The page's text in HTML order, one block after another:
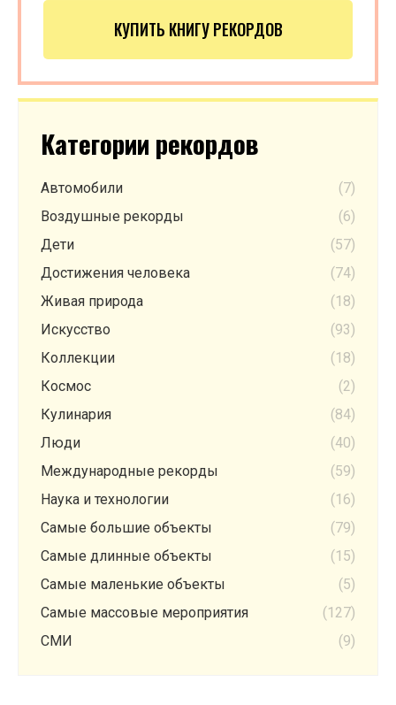
КУПИТЬ КНИГУ РЕКОРДОВ
Категории рекордов
Автомобили
(7)
Воздушные рекорды
(6)
Дети
(57)
Достижения человека
(74)
Живая природа
(18)
Искусство
(93)
Коллекции
(18)
Космос
(2)
Кулинария
(84)
Люди
(40)
Международные рекорды
(59)
Наука и технологии
(16)
Самые большие объекты
(79)
Самые длинные объекты
(15)
Самые маленькие объекты
(5)
Самые массовые мероприятия
(127)
СМИ
(9)